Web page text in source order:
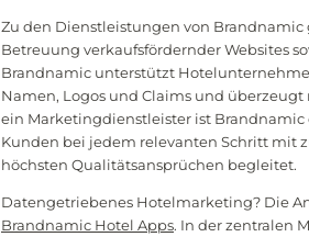
Zu den Dienstleistungen von Brandnamic
Betreuung verkaufsfördernder Websites
Brandnamic unterstützt
Namen, Logos und Claims und
ein Marketingdienstleister ist Brandnamic
Kunden bei jedem relevanten Schritt mit
höchsten Qualitätsansprüchen begleitet.
Datengetriebenes Hotelmarketing? Die
Brandnamic Hotel Apps. In der zentralen